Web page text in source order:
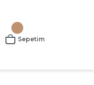
Sepetim